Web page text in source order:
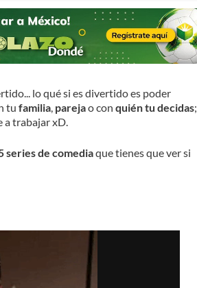
lo qué si es divertido es poder
tu familia, parejao con quién tu decidas;
a trabajar xD.
series de comediaque tienes que ver si